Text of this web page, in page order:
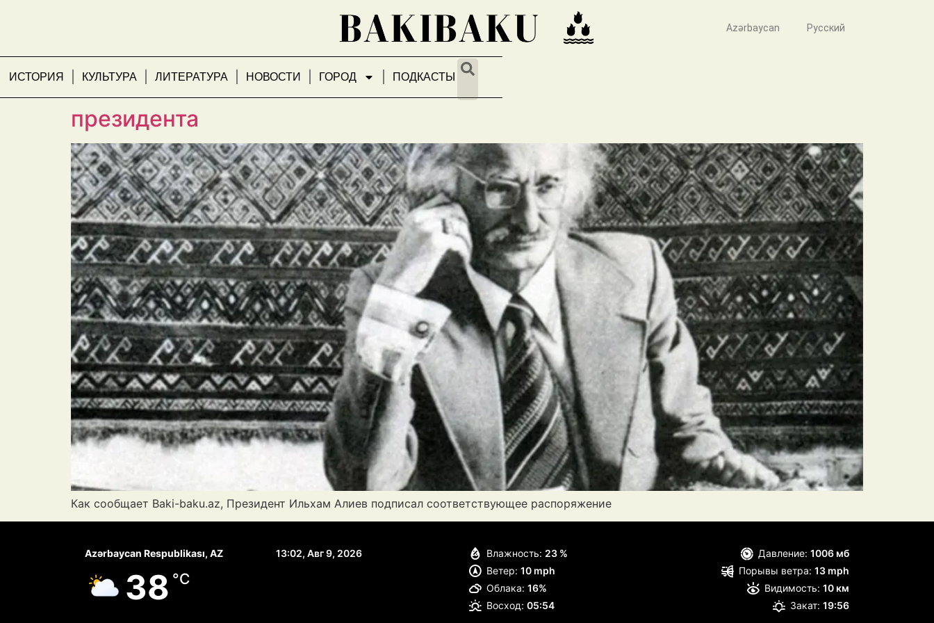
ИСТОРИЯ КУЛЬТУРА ЛИТЕРАТУРА НОВОСТИ ГОРОД ПОДКАСТЫ
Azərbaycan Русский
В Азербайджане отметят 120-летие Латифа Керимова Распоряжение
президента
Как сообщает Baki-baku.az, Президент Ильхам Алиев подписал соответствующее распоряжение
Azərbaycan Respublikası, AZ 13:02, Авг 9, 2026
38 °C
Влажность: 23 % Давление: 1006 мб
Ветер: 10 mph Порывы ветра: 13 mph
Облака: 16% Видимость: 10 км
Восход: 05:54 Закат: 19:56